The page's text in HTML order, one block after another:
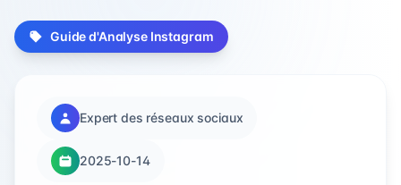
Guide d'Analyse Instagram
Expert des réseaux sociaux
2025-10-14